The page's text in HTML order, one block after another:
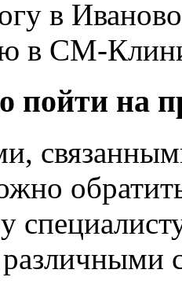
в
в СМ-
пойти на
различными